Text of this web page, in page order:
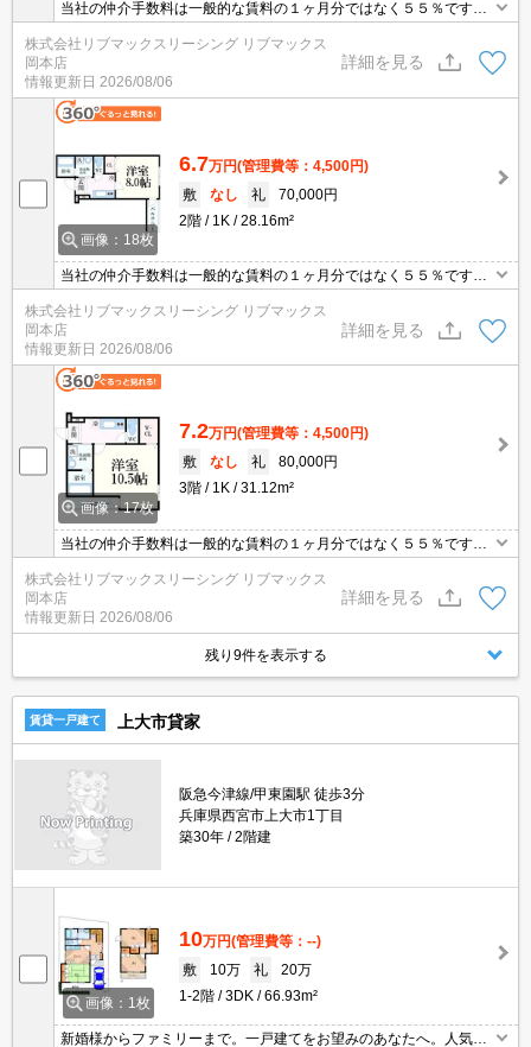
当社の仲介手数料は一般的な賃料の１ヶ月分ではなく５５％です。
ネット・Wi-Fi無料。初期費用クレジット支払可能。他社掲載物件も
まとめてご紹介可能です。問合せ当日でもご対応可能。土日祝日は
混み合いますのでお早めにご予約ください。当店は家主強制でない
場合、消毒・抗菌代や安心サポート代など不要費用は一切不要。
株式会社リブマックスリーシング リブマックス
岡本店
情報更新日 2026/08/06
詳細を見る
画像：18枚
6.7万円(管理費等：4,500円)
敷
なし 礼
70,000円
2階
1K 28.16m²
当社の仲介手数料は一般的な賃料の１ヶ月分ではなく５５％です。
まとめてご紹介可能です。問合せ当日でもご対応可能。土日祝日は
混み合いますのでお早めにご予約ください。当店は家主強制でない
場合、消毒・抗菌代や安心サポート代など不要費用は一切不要。
株式会社リブマックスリーシング リブマックス
岡本店
情報更新日 2026/08/06
詳細を見る
画像：17枚
7.2万円(管理費等：4,500円)
敷
なし 礼
80,000円
3階
1K 31.12m²
当社の仲介手数料は一般的な賃料の１ヶ月分ではなく５５％です。
ネット・Wi-Fi無料。初期費用クレジット支払可能。他社掲載物件も
まとめてご紹介可能です。問合せ当日でもご対応可能。土日祝日は
混み合いますのでお早めにご予約ください。当店は家主強制でない
場合、消毒・抗菌代や安心サポート代など不要費用は一切不要。
株式会社リブマックスリーシング リブマックス
岡本店
情報更新日 2026/08/06
詳細を見る
残り9件を表示する
賃貸一戸建て 上大市貸家
阪急今津線/甲東園駅 徒歩3分
兵庫県西宮市上大市1丁目
築30年
2階建
画像：1枚
10万円(管理費等：--)
敷
10万 礼
20万
1-2階
3DK 66.93m²
新婚様からファミリーまで。一戸建てをお望みのあなたへ。人気の